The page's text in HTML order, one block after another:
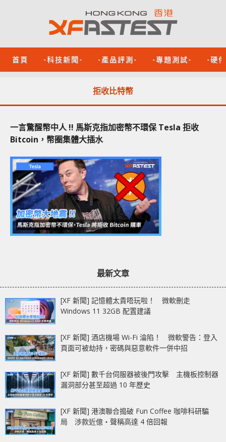
首頁 -科技新聞- -產品評測- -專題測試- -硬
拒收比特幣
一言驚醒幣中人 !! 馬斯克指加密幣不環保 Tesla 拒收
Bitcoin，幣圈集體大插水
最新文章
[XF 新聞] 記憶體太貴唔玩啦！ 微軟刪走
Windows 11 32GB 配置建議
[XF 新聞] 酒店機場 Wi-Fi 淪陷！ 微軟警告：登入
頁面可被劫持，密碼與惡意軟件一併中招
[XF 新聞] 數千台伺服器被後門攻擊 主機板控制器
漏洞部分甚至超過 10 年歷史
[XF 新聞] 港澳聯合搗破 Fun Coffee 咖啡科研騙
局 涉款近億‧聲稱高達 4 倍回報